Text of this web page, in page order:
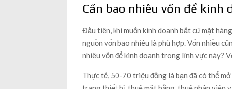
Cần bao nhiêu vốn để kinh
Đầu tiên, khi muốn kinh doanh bất cứ mặt
nguồn vốn bao nhiêu là phù hợp. Vốn nhiều
nhiêu vốn để kinh doanh trong lĩnh vực này?
Thực tế, 50-70 triệu đồng là bạn đã có thể